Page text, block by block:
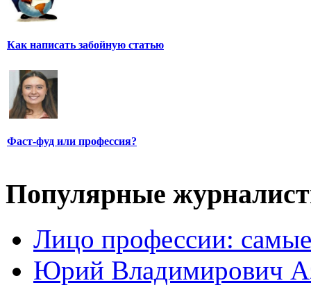
Как написать забойную статью
Фаст-фуд или профессия?
Популярные
Лицо профессии:
Юрий Владимирович